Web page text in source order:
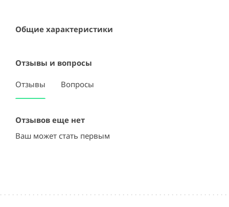
Общие характеристики
Отзывы и вопросы
Отзывы Вопросы
Отзывов еще нет
Ваш может стать первым